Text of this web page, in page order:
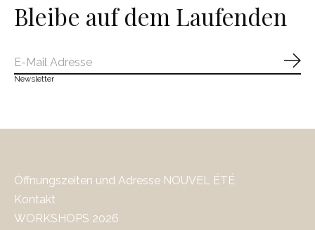
Bleibe auf dem Laufenden
Newsletter
Öffnungszeiten und Adresse NOUVEL ÉTÉ
Kontakt
WORKSHOPS 2026